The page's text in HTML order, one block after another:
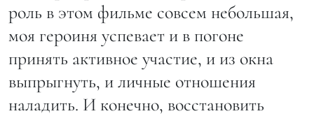
роль в этом фильме совсем небольшая,
моя героиня успевает и в погоне
принять активное участие, и из окна
выпрыгнуть, и личные отношения
наладить. И конечно, восстановить